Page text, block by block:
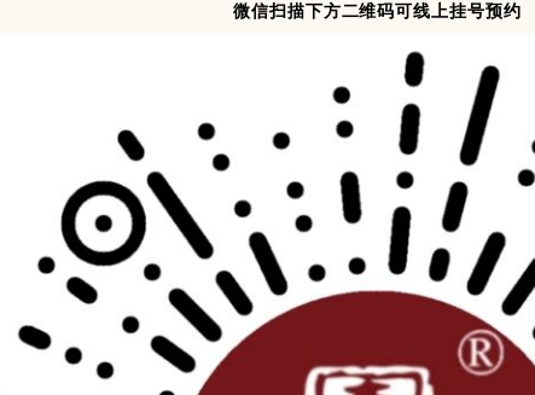
微信扫描下方二维码可线上挂号预约